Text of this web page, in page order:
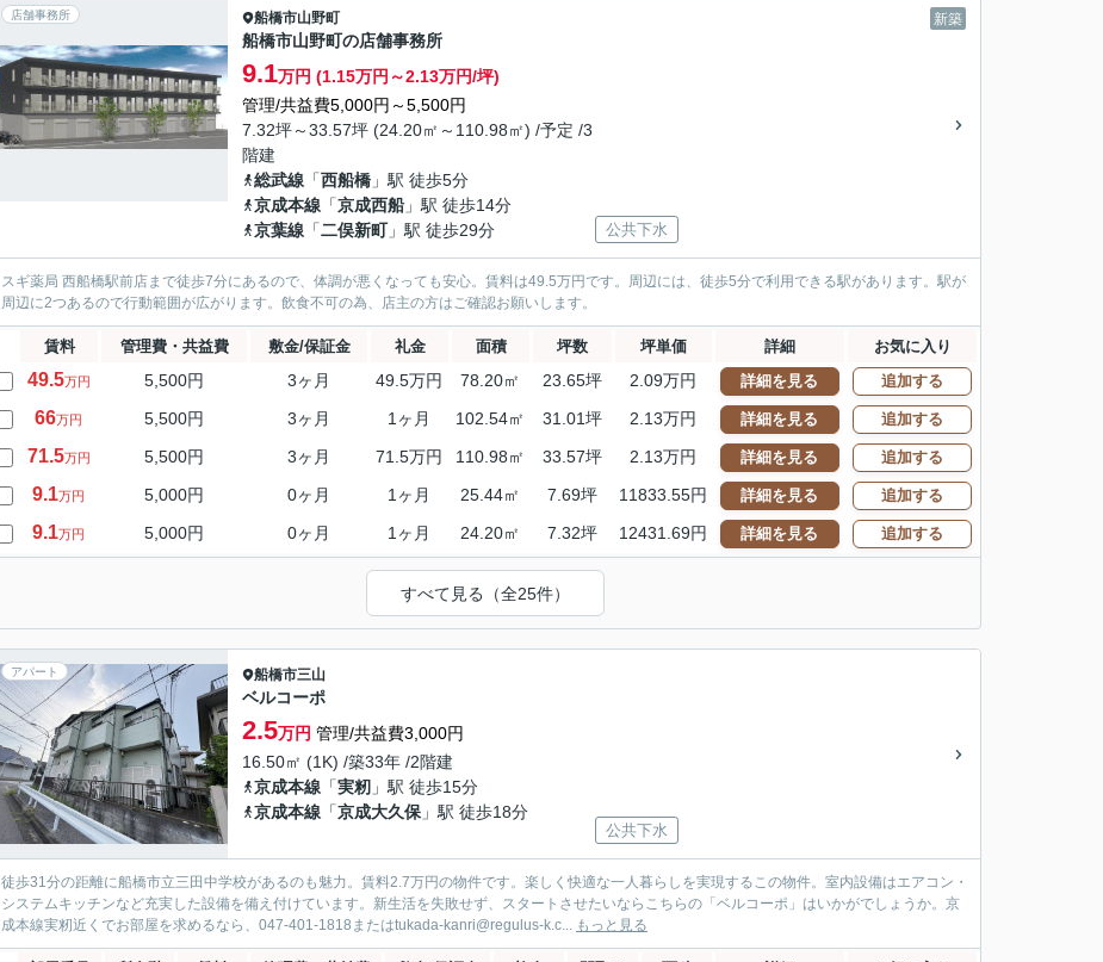
店舗事務所 新築
船橋市山野町
船橋市山野町の店舗事務所
9.1万円 (1.15万円～2.13万円/坪)
管理/共益費5,000円～5,500円
7.32坪～33.57坪 (24.20㎡～110.98㎡) /予定 /3
階建
総武線 「西船橋 」駅 徒歩5分
京成本線 「京成西船」駅 徒歩14分
京葉線 「二俣新町」駅 徒歩29分 公共下水
スギ薬局 西船橋駅前店まで徒歩7分にあるので、体調が悪くなっても安心。賃料は49.5万円です。周辺には、徒歩5分で利用できる駅があります。駅が
周辺に2つあるので行動範囲が広がります。飲食不可の為、店主の方はご確認お願いします。
賃料 管理費・共益費 敷金/保証金 礼金 面積 坪数 坪単価 詳細 お気に入り
49.5万円 5,500円 3ヶ月 49.5万円 78.20㎡ 23.65坪 2.09万円 詳細を見る 追加する
66万円 5,500円 3ヶ月 1ヶ月 102.54㎡ 31.01坪 2.13万円 詳細を見る 追加する
71.5万円 5,500円 3ヶ月 71.5万円 110.98㎡ 33.57坪 2.13万円 詳細を見る 追加する
9.1万円 5,000円 0ヶ月 1ヶ月 25.44㎡ 7.69坪 11833.55円 詳細を見る 追加する
9.1万円 5,000円 0ヶ月 1ヶ月 24.20㎡ 7.32坪 12431.69円 詳細を見る 追加する
すべて見る（全25件）
アパート 船橋市三山
ベルコーポ
2.5万円 管理/共益費3,000円
16.50㎡ (1K) /築33年 /2階建
京成本線 「実籾 」駅 徒歩15分
京成本線 「京成大久保 」駅 徒歩18分
公共下水
徒歩31分の距離に船橋市立三田中学校があるのも魅力。賃料2.7万円の物件です。楽しく快適な一人暮らしを実現するこの物件。室内設備はエアコン・
システムキッチンなど充実した設備を備え付けています。新生活を失敗せず、スタートさせたいならこちらの「ベルコーポ」はいかがでしょうか。京
成本線実籾近くでお部屋を求めるなら、047-401-1818またはtukada-kanri@regulus-k.c... もっと見る